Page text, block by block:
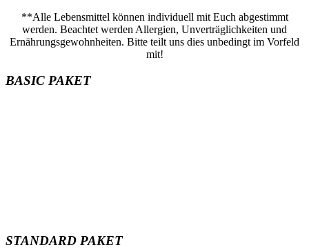
**Alle Lebensmittel können individuell mit Euch abgestimmt
werden. Beachtet werden Allergien, Unverträglichkeiten und
Ernährungsgewohnheiten. Bitte teilt uns dies unbedingt im Vorfeld
mit!
BASIC PAKET
STANDARD PAKET